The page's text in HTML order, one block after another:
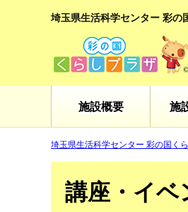
埼玉県生活科学センター 彩の
施設概要 施
埼玉県生活科学センター 彩の国く
講座・イベ